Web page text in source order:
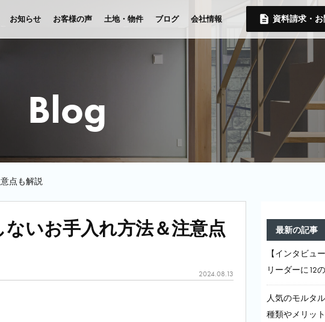
お知らせ お客様の声 土地・物件 ブログ 会社情報 資料請求・
Blog
点も解説
いお手入れ方法＆注意点
2024.08.13
最新の記事
【インタビュ
リーダーに12
人気のモルタ
種類やメリッ